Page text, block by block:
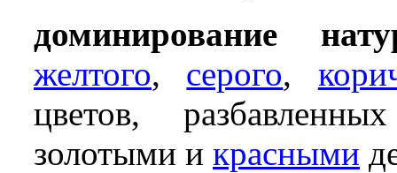
доминирование
желтого, серого,
цветов,
золотыми и красными